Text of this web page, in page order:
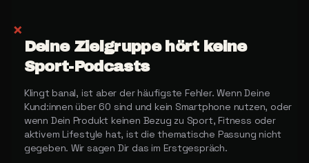
✗
Deine Zielgruppe hört keine
Sport-Podcasts
Klingt banal, ist aber der häufigste Fehler. Wenn Deine
Kund:innen über 60 sind und kein Smartphone nutzen, oder
wenn Dein Produkt keinen Bezug zu Sport, Fitness oder
aktivem Lifestyle hat, ist die thematische Passung nicht
gegeben. Wir sagen Dir das im Erstgespräch.